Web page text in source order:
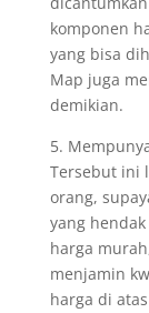
komponen
yang bisa
Map juga
demikian.
5.
Tersebut ini
orang,
yang
harga
menjamin
harga di